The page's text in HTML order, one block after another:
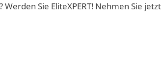
Sie EliteXPERT! Nehmen Sie jetzt